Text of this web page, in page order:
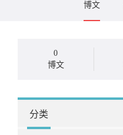
博文
0
博文
分类